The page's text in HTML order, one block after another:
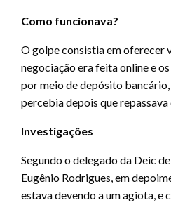
Como funcionava?
O golpe consistia em oferecer
negociação era feita online e
por meio de depósito
percebia depois que
Investigações
Segundo o delegado da Deic
Eugênio Rodrigues, em
estava devendo a um agiota, e